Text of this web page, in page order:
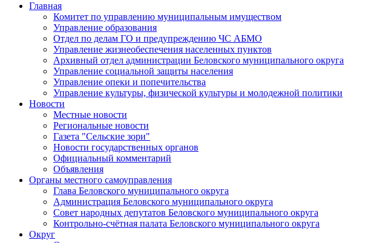
Главная
Комитет по управлению муниципальным имуществом
Управление образования
Отдел по делам ГО и предупреждению ЧС АБМО
Управление жизнеобеспечения населенных пунктов
Архивный отдел администрации Беловского муниципального округа
Управление социальной защиты населения
Управление опеки и попечительства
Управление культуры, физической культуры и молодежной политики
Новости
Местные новости
Региональные новости
Газета "Сельские зори"
Новости государственных органов
Официальный комментарий
Объявления
Органы местного самоуправления
Глава Беловского муниципального округа
Администрация Беловского муниципального округа
Совет народных депутатов Беловского муниципального округа
Контрольно-счётная палата Беловского муниципального округа
Округ